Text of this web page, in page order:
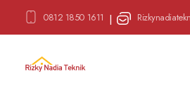
0812 1850 1611 |